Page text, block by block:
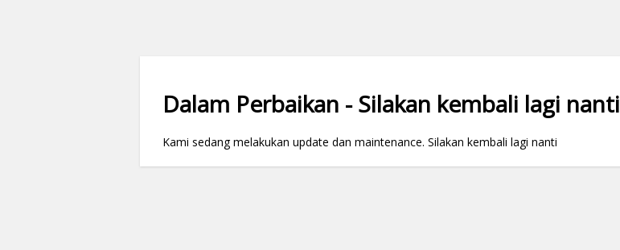
Dalam Perbaikan - Silakan kembali lagi nanti
Kami sedang melakukan update dan maintenance. Silakan kembali lagi nanti